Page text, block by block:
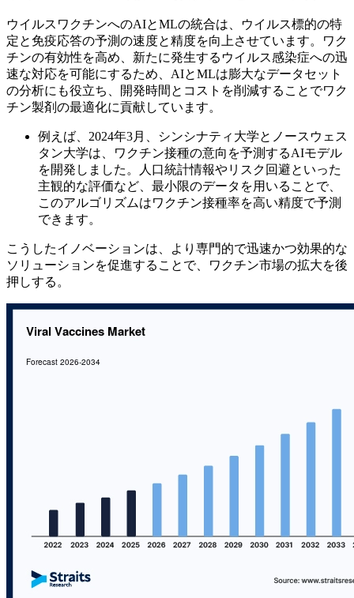
ウイルスワクチンへのAIとMLの統合は、ウイルス標的の特
定と免疫応答の予測の速度と精度を向上させています。ワク
チンの有効性を高め、新たに発生するウイルス感染症への迅
速な対応を可能にするため、AIとMLは膨大なデータセット
の分析にも役立ち、開発時間とコストを削減することでワク
チン製剤の最適化に貢献しています。
例えば、2024年3月、シンシナティ大学とノースウェス
タン大学は、ワクチン接種の意向を予測するAIモデル
を開発しました。人口統計情報やリスク回避といった
主観的な評価など、最小限のデータを用いることで、
このアルゴリズムはワクチン接種率を高い精度で予測
できます。
こうしたイノベーションは、より専門的で迅速かつ効果的な
ソリューションを促進することで、ワクチン市場の拡大を後
押しする。